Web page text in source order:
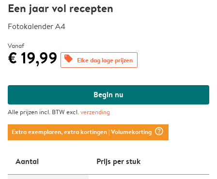
Een jaar vol recepten
Fotokalender A4
Vanaf
€ 19,99 offers Elke dag lage prijzen
Begin nu
Alle prijzen incl. BTW excl.verzending
Extra exemplaren, extra kortingen| Volumekorting question_mark_circle
Aantal Prijs per stuk